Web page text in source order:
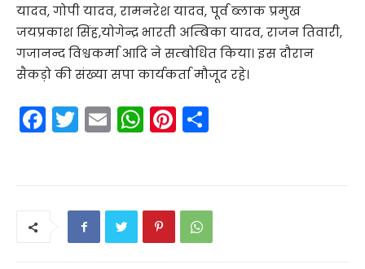
यादव, गोपी यादव, रामनरेश यादव, पूर्व ब्लाक प्रमुख
जयप्रकाश सिंह,योगेन्द्र भारती अम्बिका यादव, राजन तिवारी,
गजानन्द विश्वकर्मा आदि ने सम्बोधित किया। इस दौरान
सैकड़ो की संख्या सपा कार्यकर्ता मौजूद रहे।
F
a
T
w
E
m
W
h
A
p
Pi
nt
st